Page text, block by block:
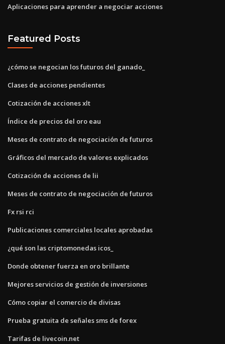
Aplicaciones para aprender a negociar acciones
Featured Posts
¿cómo se negocian los futuros del ganado_
Clases de acciones pendientes
Cotización de acciones xlt
Índice de precios del oro eau
Meses de contrato de negociación de futuros
Gráficos del mercado de valores explicados
Cotización de acciones de lii
Meses de contrato de negociación de futuros
Fx rsi rci
Publicaciones comerciales locales aprobadas
¿qué son las criptomonedas icos_
Donde obtener fuerza en oro brillante
Mejores servicios de gestión de inversiones
Cómo copiar el comercio de divisas
Prueba gratuita de señales sms de forex
Tarifas de livecoin.net